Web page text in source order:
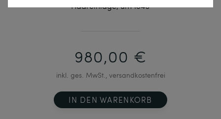
Haareinlage, um 1840
980,00 €
inkl. ges. MwSt., versandkostenfrei
IN DEN WARENKORB